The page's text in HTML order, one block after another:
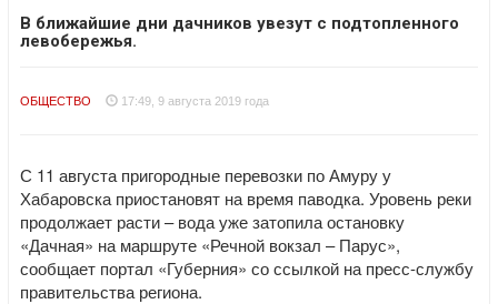
В ближайшие дни дачников увезут с подтопленного
левобережья.
ОБЩЕСТВО 17:49, 9 августа 2019 года
С 11 августа пригородные перевозки по Амуру у
Хабаровска приостановят на время паводка. Уровень реки
продолжает расти – вода уже затопила остановку
«Дачная» на маршруте «Речной вокзал – Парус»,
сообщает портал «Губерния» со ссылкой на пресс-службу
правительства региона.